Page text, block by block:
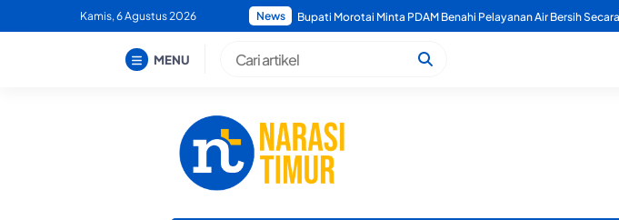
to
Kamis, 6 Agustus 2026 News Bupati Morotai Tegaskan TPP ASN Tidak Dipotong, Disiplin
MENU